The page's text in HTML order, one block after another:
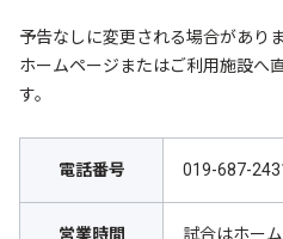
予告なしに変更される場合がありま
ホームページまたはご利用施設へ
す。
電話番号 019-687-
営業時間 試合はホー